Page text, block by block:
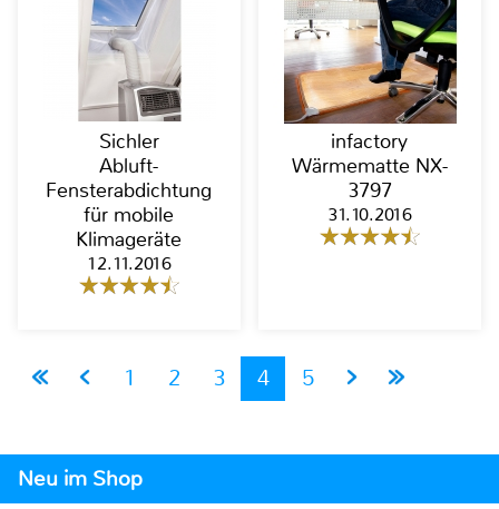
Sichler
Abluft-
Fensterabdichtung
für mobile
Klimageräte
12.11.2016
infactory
Wärmematte NX-
3797
31.10.2016
1 2 3 4 5
Neu im Shop